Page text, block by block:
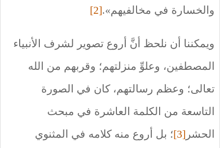
والخسارة في مخالفيهم».[2]
ويمكننا أن نلحظ أنَّ أروع تصوير لشرف الأنبياء
المصطفين، وعلوِّ منزلتهم؛ وقربهم من الله
تعالى؛ وعظم رسالتهم، كان في الصورة
التاسعة من الكلمة العاشرة في مبحث
الحشر [3] ؛ بل أروع منه كلامه في المثنوي